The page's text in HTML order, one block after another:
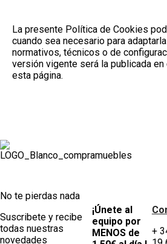
La presente Política de Cookies
cuando sea necesario para
normativos, técnicos o de
versión vigente será la publicada en
esta página.
No te pierdas nada
Suscribete y recibe
todas nuestras
novedades
¡Únete al
equipo por
MENOS de
+